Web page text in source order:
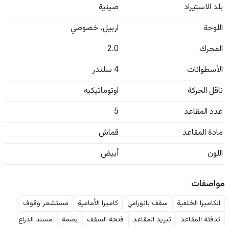
بلد الاستيراد
صينية
اللوحة
اربيل، خصوصي
المحرك
2.0
الأسطوانات
4 سلندر
ناقل الحركة
اوتوماتيكيه
عدد المقاعد
5
مادة المقاعد
قماش
اللون
أبيض
مواصفات
الكاميرا الخلفية سقف بانورامي كاميرا الأمامية
مستشعر وقوف
تدفئة المقاعد
تبريد المقاعد فتحة السقف بصمة
مسند الذراع